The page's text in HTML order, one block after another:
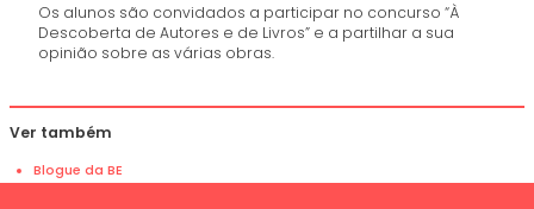
Os alunos são convidados a participar no concurso “À
Descoberta de Autores e de Livros” e a partilhar a sua
opinião sobre as várias obras.
Ver também
Blogue da BE